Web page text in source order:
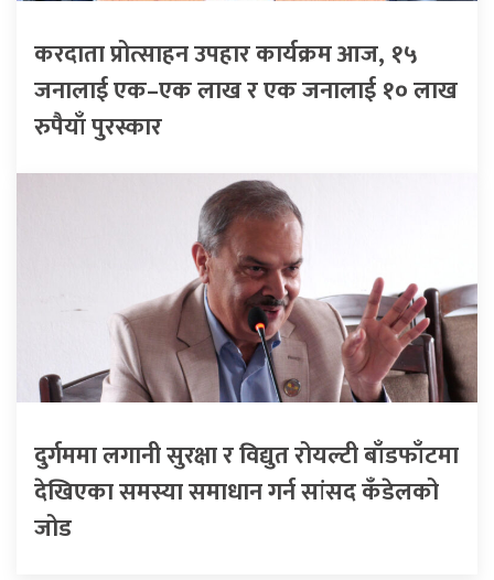
करदाता प्रोत्साहन उपहार कार्यक्रम आज, १५
जनालाई एक–एक लाख र एक जनालाई १० लाख
रुपैयाँ पुरस्कार
दुर्गममा लगानी सुरक्षा र विद्युत रोयल्टी बाँडफाँटमा
देखिएका समस्या समाधान गर्न सांसद कँडेलको
जोड